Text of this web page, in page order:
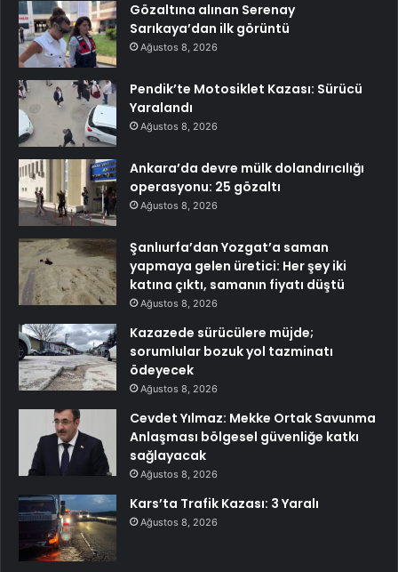
Gözaltına alınan Serenay
Sarıkaya’dan ilk görüntü
Ağustos 8, 2026
Pendik’te Motosiklet Kazası: Sürücü
Yaralandı
Ağustos 8, 2026
Ankara’da devre mülk dolandırıcılığı
operasyonu: 25 gözaltı
Ağustos 8, 2026
Şanlıurfa’dan Yozgat’a saman
yapmaya gelen üretici: Her şey iki
katına çıktı, samanın fiyatı düştü
Ağustos 8, 2026
Kazazede sürücülere müjde;
sorumlular bozuk yol tazminatı
ödeyecek
Ağustos 8, 2026
Cevdet Yılmaz: Mekke Ortak Savunma
Anlaşması bölgesel güvenliğe katkı
sağlayacak
Ağustos 8, 2026
Kars’ta Trafik Kazası: 3 Yaralı
Ağustos 8, 2026